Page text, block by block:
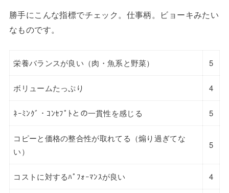
勝手にこんな指標でチェック。仕事柄。ビョーキみたい
なものです。
栄養バランスが良い（肉・魚系と野菜） 5
ボリュームたっぷり 4
ﾈｰﾐﾝｸﾞ・ｺﾝｾﾌﾟﾄとの一貫性を感じる 5
コピーと価格の整合性が取れてる（煽り過ぎてな
い）
5
コストに対するﾊﾟﾌｫｰﾏﾝｽが良い 4